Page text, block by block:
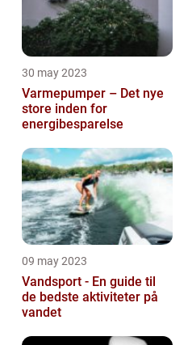
30 may 2023
Varmepumper – Det nye
store inden for
energibesparelse
09 may 2023
Vandsport - En guide til
de bedste aktiviteter på
vandet